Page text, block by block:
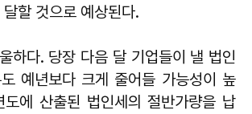
할 것으로 예상된다.
하다. 당장 다음 달 기업들이 낼 법인
예년보다 크게 줄어들 가능성이 높
도에 산출된 법인세의 절반가량을 납